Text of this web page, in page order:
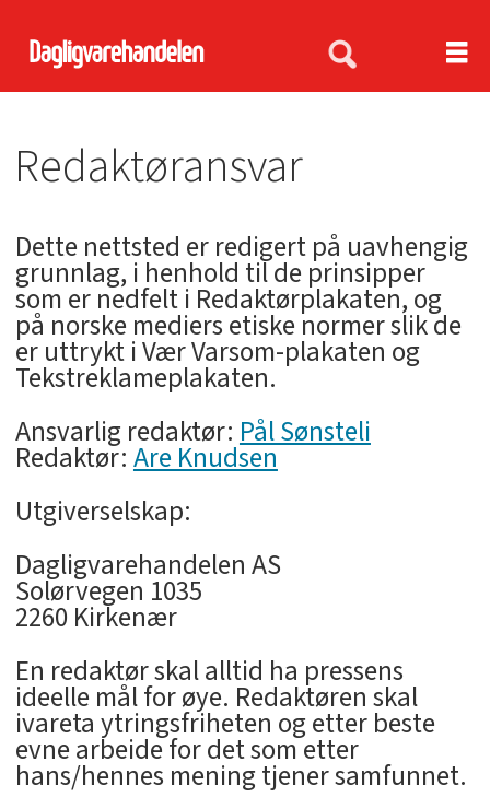
Redaktøransvar
dagligvarehandelen.no
Redaktøransvar
Dette nettsted er redigert på uavhengig
grunnlag, i henhold til de prinsipper
som er nedfelt i Redaktørplakaten, og
på norske mediers etiske normer slik de
er uttrykt i Vær Varsom-plakaten og
Tekstreklameplakaten.
Ansvarlig redaktør: Pål Sønsteli
Redaktør:Are Knudsen
Utgiverselskap:
Dagligvarehandelen AS
Solørvegen 1035
2260 Kirkenær
En redaktør skal alltid ha pressens
ideelle mål for øye. Redaktøren skal
ivareta ytringsfriheten og etter beste
evne arbeide for det som etter
hans/hennes mening tjener samfunnet.